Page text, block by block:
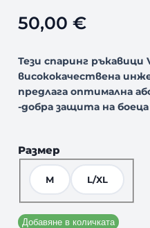
50,00 €
Тези спаринг
висококачествена
предлага оптимална
-добра защита на
Размер
M L/XL
Добавяне в количката